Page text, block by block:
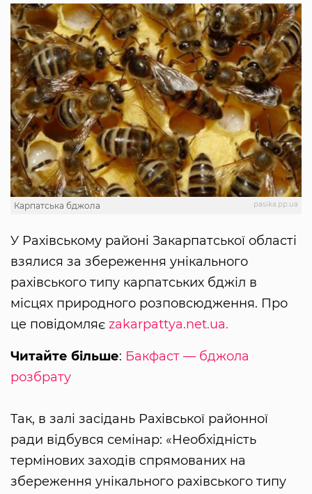
pasika.pp.ua
Карпатська бджола
У Рахівському районі Закарпатської області
взялися за збереження унікального
рахівського типу карпатських бджіл в
місцях природного розповсюдження. Про
це повідомляє zakarpattya.net.ua.
Читайте більше: Бакфаст — бджола
розбрату
Так, в залі засідань Рахівської районної
ради відбувся семінар: «Необхідність
термінових заходів спрямованих на
збереження унікального рахівського типу